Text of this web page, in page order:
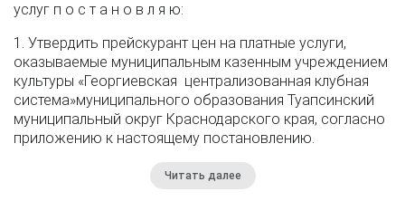
услуг п о с т а н о в л я ю:
1. Утвердить прейскурант цен на платные услуги,
оказываемые муниципальным казенным учреждением
культуры «Георгиевская централизованная клубная
система»муниципального образования Туапсинский
муниципальный округ Краснодарского края, согласно
приложению к настоящему постановлению.
Читать далее